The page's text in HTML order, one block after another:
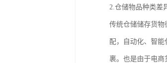
2.仓储物品种类差
传统仓储储存货物
配，自动化、智能
裹。也是由于电商